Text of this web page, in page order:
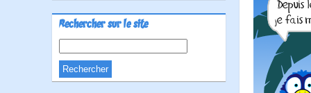
Rechercher sur le site